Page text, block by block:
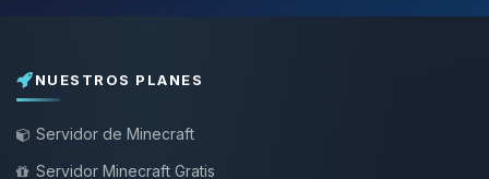
NUESTROS PLANES
Servidor de Minecraft
Servidor Minecraft Gratis